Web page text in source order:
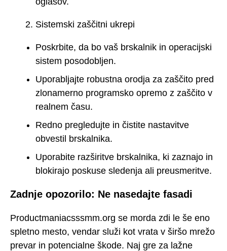
Sistemski zaščitni ukrepi
Poskrbite, da bo vaš brskalnik in operacijski
sistem posodobljen.
Uporabljajte robustna orodja za zaščito pred
zlonamerno programsko opremo z zaščito v
realnem času.
Redno pregledujte in čistite nastavitve
obvestil brskalnika.
Uporabite razširitve brskalnika, ki zaznajo in
blokirajo poskuse sledenja ali preusmeritve.
Zadnje opozorilo: Ne nasedajte fasadi
Productmaniacsssmm.org se morda zdi le še eno
spletno mesto, vendar služi kot vrata v širšo mrežo
prevar in potencialne škode. Naj gre za lažne